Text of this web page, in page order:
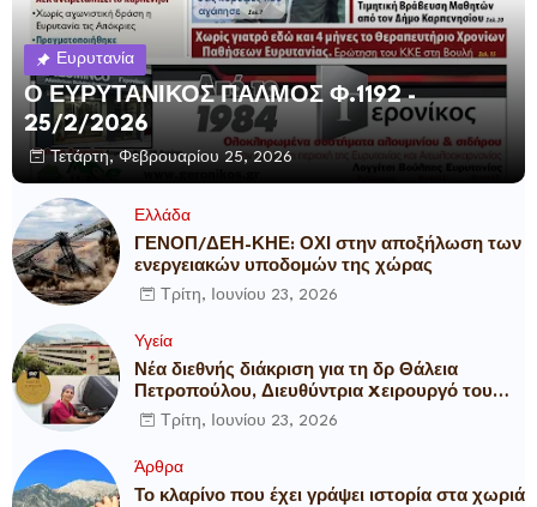
Ευρυτανία
Ο ΕΥΡΥΤΑΝΙΚΟΣ ΠΑΛΜΟΣ Φ.1192 -
25/2/2026
Τετάρτη, Φεβρουαρίου 25, 2026
Ελλάδα
ΓΕΝΟΠ/ΔΕΗ-ΚΗΕ: ΟΧΙ στην αποξήλωση των
ενεργειακών υποδομών της χώρας
Τρίτη, Ιουνίου 23, 2026
Υγεία
Νέα διεθνής διάκριση για τη δρ Θάλεια
Πετροπούλου, Διευθύντρια Xειρουργό του
Metropolitan General
Τρίτη, Ιουνίου 23, 2026
Άρθρα
Το κλαρίνο που έχει γράψει ιστορία στα χωριά